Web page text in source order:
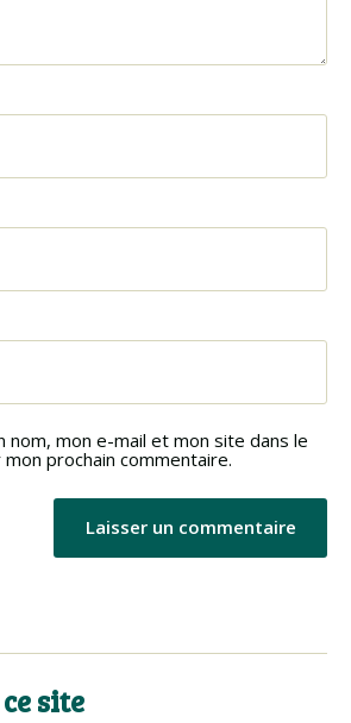
nom, mon e-mail et mon site dans le
prochain commentaire.
site